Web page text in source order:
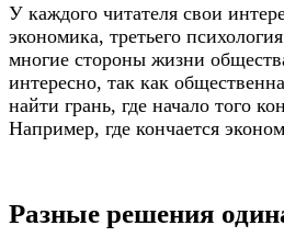
У каждого читателя свои
экономика, третьего
многие стороны жизни
интересно, так как
найти грань, где начало того
Например, где кончается
Разные решения